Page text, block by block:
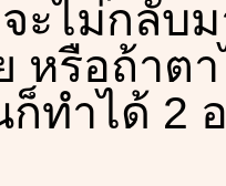
ะไม่กลับ
หรือถ้าต
ทำได้ 2